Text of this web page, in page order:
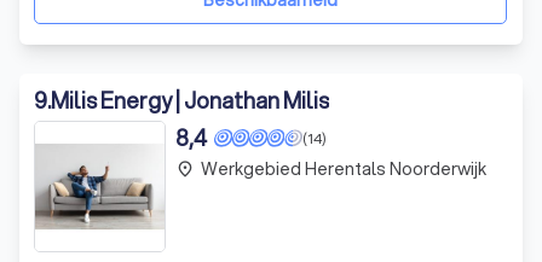
9.Milis Energy | Jonathan Milis
(14)
8,4
place Werkgebied Herentals Noorderwijk